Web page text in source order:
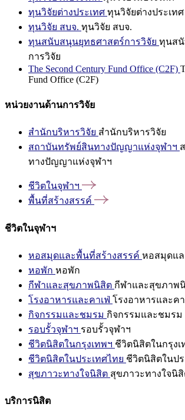
ทุนวิจัยต่างประเทศ ทุนวิจัยต่างประเทศ
ทุนวิจัย สบจ. ทุนวิจัย สบจ.
ทุนสนับสนุนยุทธศาสตร์การวิจัย ทุนสนั
การวิจัย
The Second Century Fund Office (C2F)
Fund Office (C2F)
หน่วยงานด้านการวิจัย
สำนักบริหารวิจัย สำนักบริหารวิจัย
สถาบันทรัพย์สินทางปัญญาแห่งจุฬาฯ
ทางปัญญาแห่งจุฬาฯ
ชีวิตในจุฬาฯ
พื้นที่สร้างสรรค์
ชีวิตในจุฬาฯ
หอสมุดและพื้นที่สร้างสรรค์ หอสมุดแ
หอพัก หอพัก
กีฬาและสุขภาพนิสิต กีฬาและสุขภาพ
โรงอาหารและคาเฟ่ โรงอาหารและคา
กิจกรรมและชมรม กิจกรรมและชมรม
รอบรั้วจุฬาฯ รอบรั้วจุฬาฯ
ชีวิตนิสิตในกรุงเทพฯ ชีวิตนิสิตในกรุงเ
ชีวิตนิสิตในประเทศไทย ชีวิตนิสิตในปร
สุขภาวะทางใจนิสิต สุขภาวะทางใจนิ
บริการนิสิต